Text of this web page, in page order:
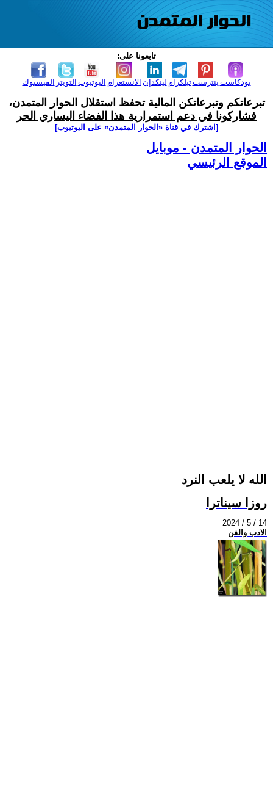
تابعونا على:
الفيسبوك التويتر اليوتيوب الانستغرام لينكدإن تيلكرامبنترست بودكاست
تبرعاتكم وتبرعاتكن المالية تحفظ استقلال الحوار المتمدن،
فشاركونا في دعم استمرارية هذا الفضاء اليساري الحر
[اشترك في قناة ‫«الحوار المتمدن» على اليوتيوب]
الحوار المتمدن - موبايل
الموقع الرئيسي
الله لا يلعب النرد
روزا سيناترا
2024 / 5 / 14
الادب والفن